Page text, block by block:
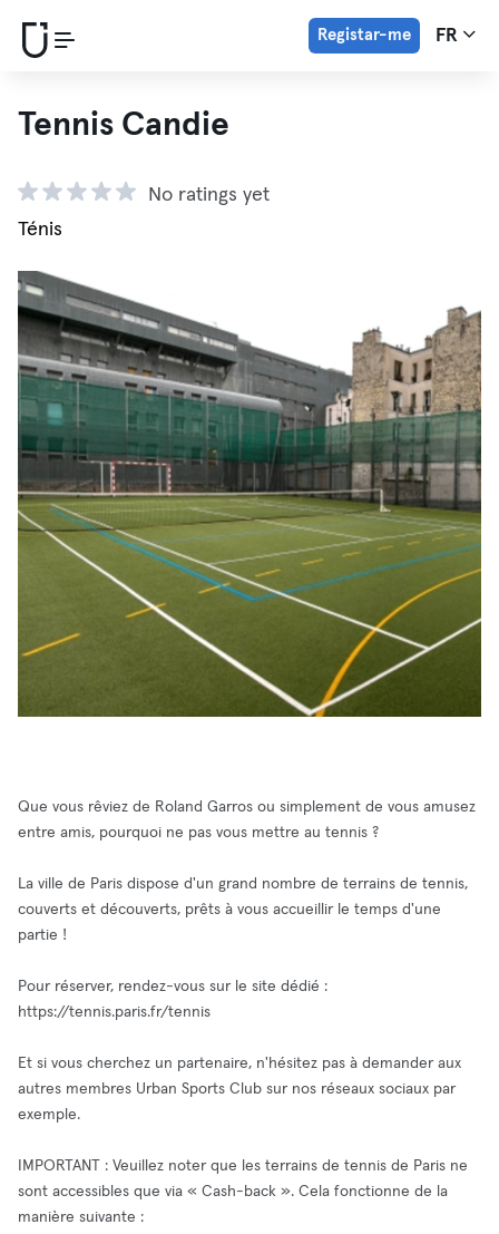
Registar-me FR
Tennis Candie
No ratings yet
Ténis
Que vous rêviez de Roland Garros ou simplement de vous amusez
entre amis, pourquoi ne pas vous mettre au tennis ?
La ville de Paris dispose d'un grand nombre de terrains de tennis,
couverts et découverts, prêts à vous accueillir le temps d'une
partie !
Pour réserver, rendez-vous sur le site dédié :
https://tennis.paris.fr/tennis
Et si vous cherchez un partenaire, n'hésitez pas à demander aux
autres membres Urban Sports Club sur nos réseaux sociaux par
exemple.
IMPORTANT : Veuillez noter que les terrains de tennis de Paris ne
sont accessibles que via « Cash-back ». Cela fonctionne de la
manière suivante :